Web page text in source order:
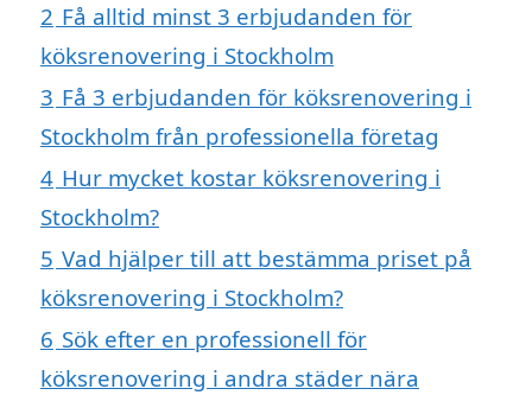
2 Få alltid minst 3 erbjudanden för
köksrenovering i Stockholm
3 Få 3 erbjudanden för köksrenovering i
Stockholm från professionella företag
4 Hur mycket kostar köksrenovering i
Stockholm?
5 Vad hjälper till att bestämma priset på
köksrenovering i Stockholm?
6 Sök efter en professionell för
köksrenovering i andra städer nära